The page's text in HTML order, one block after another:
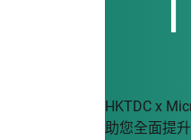
HKTDC x
助您全面提